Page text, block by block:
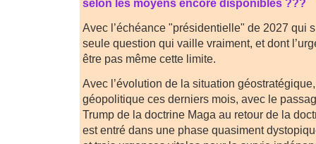
selon les moyens encore disponibles ???
Avec l’échéance "présidentielle" de 2027 qui
seule question qui vaille vraiment, et dont
être pas même cette limite.
Avec l’évolution de la situation
géopolitique ces derniers mois, avec le
Trump de la doctrine Maga au retour de la
est entré dans une phase quasiment